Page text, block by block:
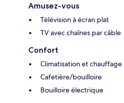
Amusez-vous
Télévision à écran plat
TV avec chaînes par câble
Confort
Climatisation et chauffage
Cafetière/bouilloire
Bouilloire électrique